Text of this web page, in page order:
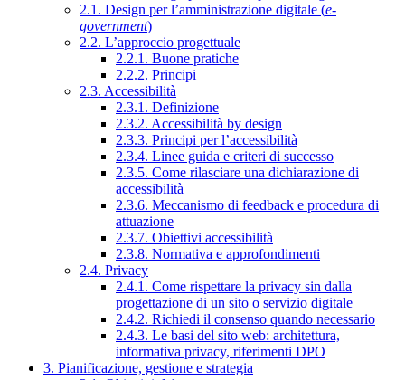
2.1. Design per l’amministrazione digitale (e-
government)
2.2. L’approccio progettuale
2.2.1. Buone pratiche
2.2.2. Principi
2.3. Accessibilità
2.3.1. Definizione
2.3.2. Accessibilità by design
2.3.3. Principi per l’accessibilità
2.3.4. Linee guida e criteri di successo
2.3.5. Come rilasciare una dichiarazione di
accessibilità
2.3.6. Meccanismo di feedback e procedura di
attuazione
2.3.7. Obiettivi accessibilità
2.3.8. Normativa e approfondimenti
2.4. Privacy
2.4.1. Come rispettare la privacy sin dalla
progettazione di un sito o servizio digitale
2.4.2. Richiedi il consenso quando necessario
2.4.3. Le basi del sito web: architettura,
informativa privacy, riferimenti DPO
3. Pianificazione, gestione e strategia